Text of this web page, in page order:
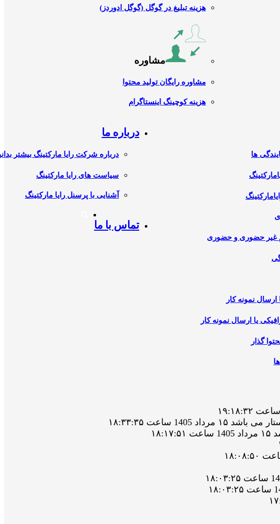
هزینه تبلیغ در گوگل (گوگل ادوردز)
مشاوره
مشاوره رایگان تولید محتوا
هزینه کوچینگ اینستاگرام
ها
غیر حضوری و حضوری
ارسال نمونه کار
یا ارسال نمونه کار
گذار
درباره ما
درباره شرکت رایا مارکتینگ بیشتر
سیاست های رایا مارکتینگ
آشنایی با پرسنل رایا مارکتینگ
تماس با ما